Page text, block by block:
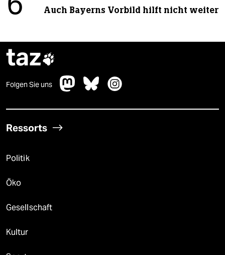
6 Auch Bayerns Vorbild hilft nicht weiter
taz
Folgen Sie uns
Ressorts
Politik
Öko
Gesellschaft
Kultur